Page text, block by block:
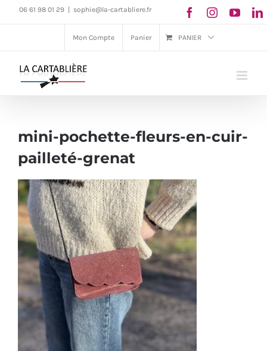
Passer06 61 98 01 29 sophie@la-cartabliere.fr
Mon Compte Panier PANIER
mini-pochette-fleurs-en-cuir-
pailleté-grenat